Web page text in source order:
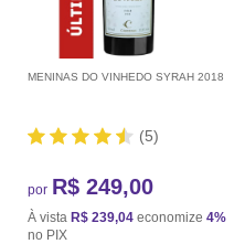
MENINAS DO VINHEDO SYRAH 2018
(5)
por R$ 249,00
À vista R$ 239,04 economize 4%
no PIX